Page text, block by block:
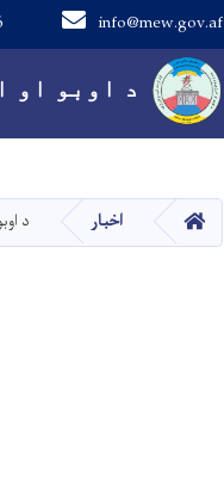
د اوبو او
info@mew.gov.af
Main navigation
کور اخبار د